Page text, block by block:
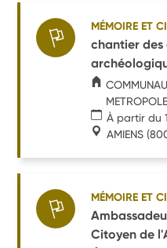
MÉMOIRE ET
chantier
METROPOLE
À partir du
AMIENS
MÉMOIRE ET
Citoyen de